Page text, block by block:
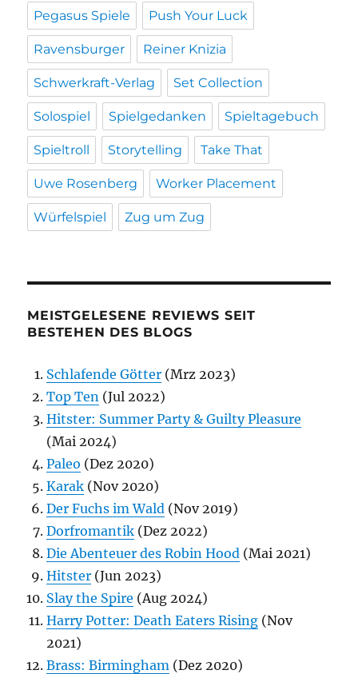
Pegasus Spiele Push Your Luck
Ravensburger Reiner Knizia
Schwerkraft-Verlag Set Collection
Solospiel Spielgedanken Spieltagebuch
Spieltroll Storytelling Take That
Uwe Rosenberg Worker Placement
Würfelspiel Zug um Zug
MEISTGELESENE REVIEWS SEIT
BESTEHEN DES BLOGS
Schlafende Götter (Mrz 2023)
Top Ten (Jul 2022)
Hitster: Summer Party & Guilty Pleasure
(Mai 2024)
Paleo (Dez 2020)
Karak (Nov 2020)
Der Fuchs im Wald (Nov 2019)
Dorfromantik (Dez 2022)
Die Abenteuer des Robin Hood (Mai 2021)
Hitster (Jun 2023)
Slay the Spire (Aug 2024)
Harry Potter: Death Eaters Rising (Nov
2021)
Brass: Birmingham (Dez 2020)